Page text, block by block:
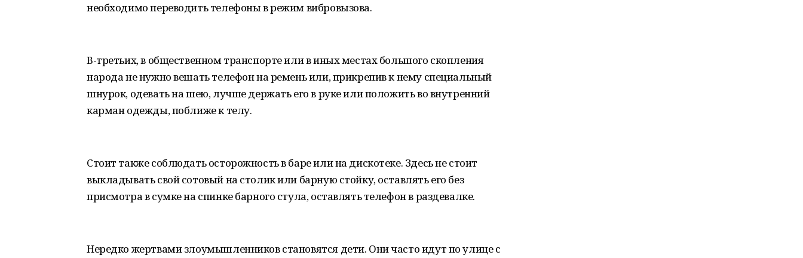
необходимо переводить телефоны в режим вибровызова.
В-третьих, в общественном транспорте или в иных местах большого скопления
народа не нужно вешать телефон на ремень или, прикрепив к нему специальный
шнурок, одевать на шею, лучше держать его в руке или положить во внутренний
карман одежды, поближе к телу.
Стоит также соблюдать осторожность в баре или на дискотеке. Здесь не стоит
выкладывать свой сотовый на столик или барную стойку, оставлять его без
присмотра в сумке на спинке барного стула, оставлять телефон в раздевалке.
Нередко жертвами злоумышленников становятся дети. Они часто идут по улице с